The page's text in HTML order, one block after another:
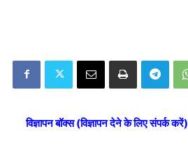
विज्ञापन बॉक्स (विज्ञापन देने के लिए संपर्क करें)